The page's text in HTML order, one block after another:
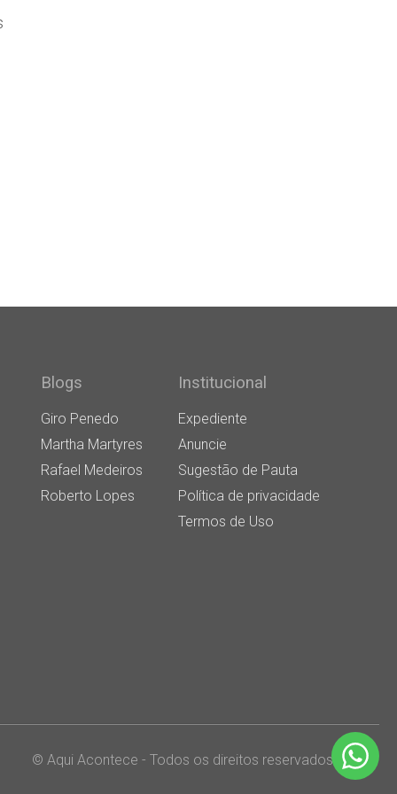
Blogs
Giro Penedo
Martha Martyres
Rafael Medeiros
Roberto Lopes
Institucional
Expediente
Anuncie
Sugestão de Pauta
Política de privacidade
Termos de Uso
© Aqui Acontece - Todos os direitos reservados